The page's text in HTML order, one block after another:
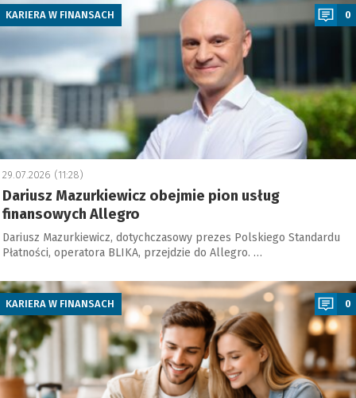
KARIERA W FINANSACH 0
29.07.2026 (11:28)
Dariusz Mazurkiewicz obejmie pion usług
finansowych Allegro
Dariusz Mazurkiewicz, dotychczasowy prezes Polskiego Standardu
Płatności, operatora BLIKA, przejdzie do Allegro. …
KARIERA W FINANSACH 0